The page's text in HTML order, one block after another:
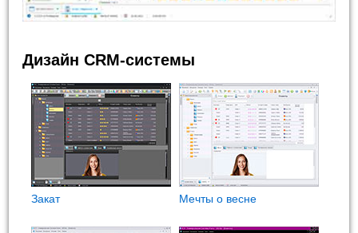
Дизайн CRM-системы
Закат Мечты о весне